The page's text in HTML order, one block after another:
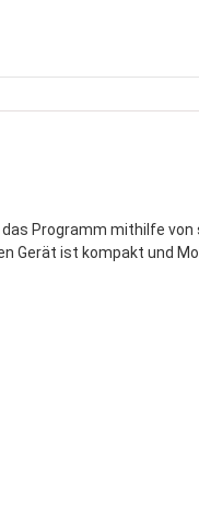
Programm mithilfe
ist kompakt und